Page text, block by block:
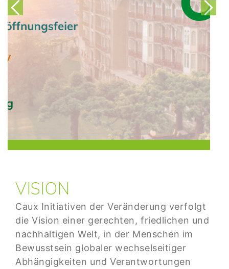
VISION
Caux Initiativen der Veränderung verfolgt
die Vision einer gerechten, friedlichen und
nachhaltigen Welt, in der Menschen im
Bewusstsein globaler wechselseitiger
Abhängigkeiten und Verantwortungen